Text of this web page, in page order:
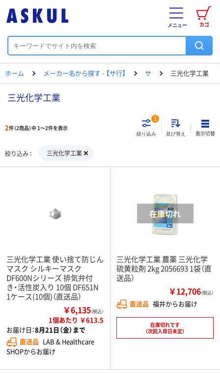
カゴ
メニュー
ホーム メーカー名から探す - 【サ行】 サ 三光化学工業
三光化学工業
2件（2商品）中 1～2件を表示
絞り込み
1
並び替え 表示切替
絞り込み 三光化学工業
三光化学工業 使い捨て防じん
マスク シルキーマスク
DF600Nシリーズ 排気弁付
き・活性炭入り 10個 DF651N
1ケース(10個)（直送品）
￥6,135（税込）
1個あたり ￥613.5
お届け日：8月21日（金）まで
直送品 LAB & Healthcare
SHOPからお届け
三光化学工業 農薬 三光化学
硫黄粒剤 2kg 2056693 1袋（直
送品）
￥12,706（税込）
直送品 福井からお届け
在庫切れです
（次回入荷日未定）